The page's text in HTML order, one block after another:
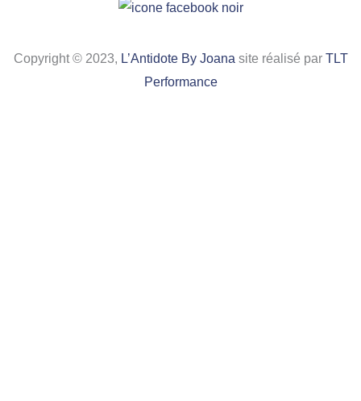
Copyright © 2023, L’Antidote By Joana site réalisé par TLT
Performance